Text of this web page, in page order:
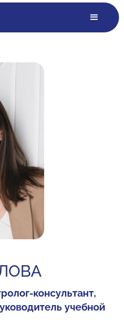
консультант,
учебной